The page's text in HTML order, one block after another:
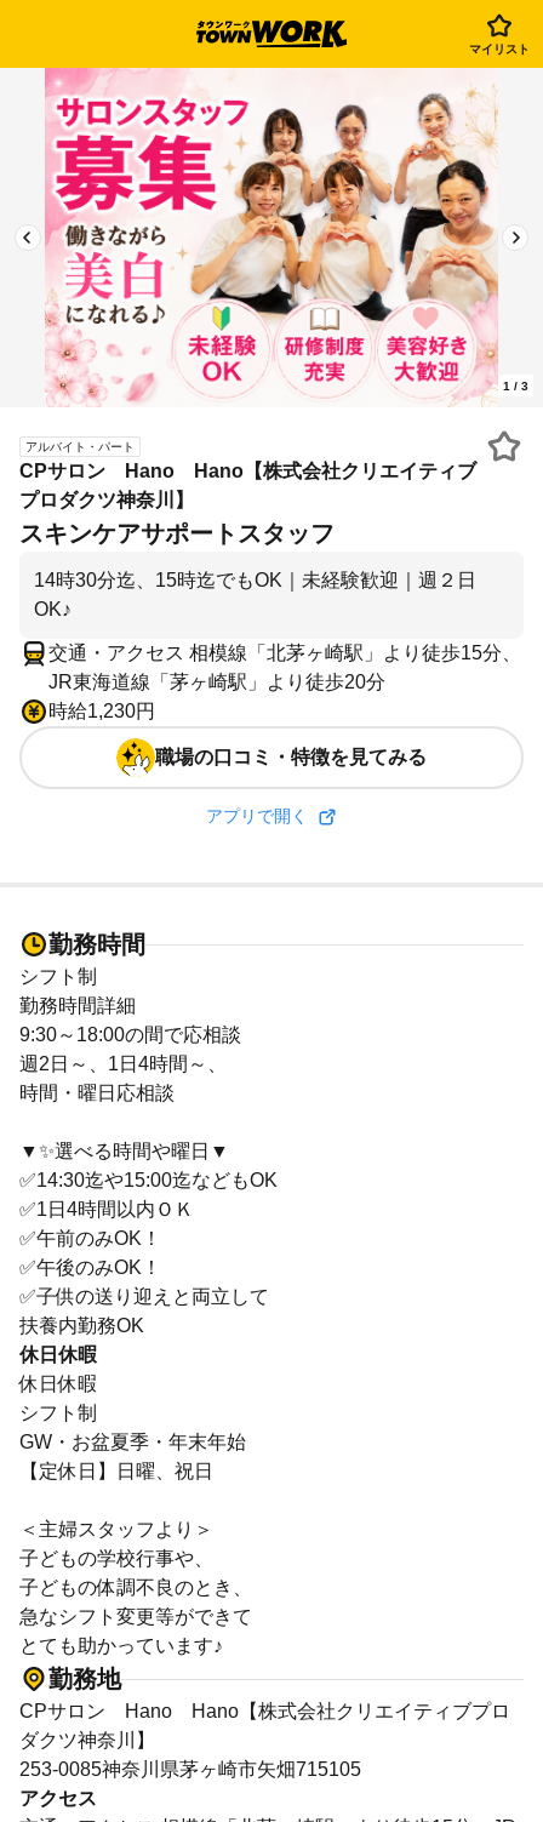
マイリスト
1 / 3
アルバイト・パート
CPサロン Hano Hano【株式会社クリエイティブ
プロダクツ神奈川】
スキンケアサポートスタッフ
14時30分迄、15時迄でもOK｜未経験歓迎｜週２日
OK♪
交通・アクセス 相模線「北茅ヶ崎駅」より徒歩15分、
JR東海道線「茅ヶ崎駅」より徒歩20分
時給1,230円
職場の口コミ・特徴を見てみる
アプリで開く
勤務時間
シフト制
勤務時間詳細
9:30～18:00の間で応相談
週2日～、1日4時間～、
時間・曜日応相談
▼✨選べる時間や曜日▼
✅14:30迄や15:00迄などもOK
✅1日4時間以内ＯＫ
✅午前のみOK！
✅午後のみOK！
✅子供の送り迎えと両立して
扶養内勤務OK
休日休暇
休日休暇
シフト制
GW・お盆夏季・年末年始
【定休日】日曜、祝日
＜主婦スタッフより＞
子どもの学校行事や、
子どもの体調不良のとき、
急なシフト変更等ができて
とても助かっています♪
勤務地
CPサロン Hano Hano【株式会社クリエイティブプロ
ダクツ神奈川】
253-0085神奈川県茅ヶ崎市矢畑715105
アクセス